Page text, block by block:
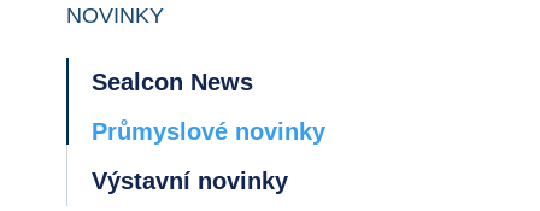
NOVINKY
Sealcon News
Průmyslové novinky
Výstavní novinky